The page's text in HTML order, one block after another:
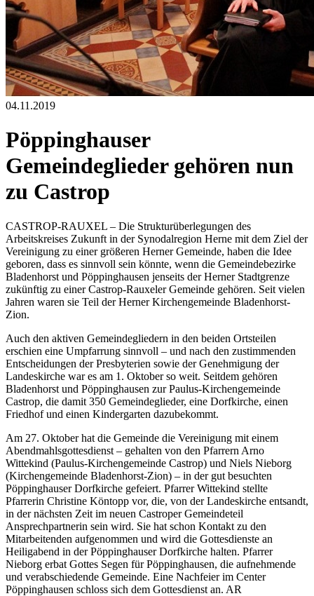
04.11.2019
Pöppinghauser
Gemeindeglieder gehören nun
zu Castrop
CASTROP-RAUXEL – Die Strukturüberlegungen des
Arbeitskreises Zukunft in der Synodalregion Herne mit dem Ziel der
Vereinigung zu einer größeren Herner Gemeinde, haben die Idee
geboren, dass es sinnvoll sein könnte, wenn die Gemeindebezirke
Bladenhorst und Pöppinghausen jenseits der Herner Stadtgrenze
zukünftig zu einer Castrop-Rauxeler Gemeinde gehören. Seit vielen
Jahren waren sie Teil der Herner Kirchengemeinde Bladenhorst-
Zion.
Auch den aktiven Gemeindegliedern in den beiden Ortsteilen
erschien eine Umpfarrung sinnvoll – und nach den zustimmenden
Entscheidungen der Presbyterien sowie der Genehmigung der
Landeskirche war es am 1. Oktober so weit. Seitdem gehören
Bladenhorst und Pöppinghausen zur Paulus-Kirchengemeinde
Castrop, die damit 350 Gemeindeglieder, eine Dorfkirche, einen
Friedhof und einen Kindergarten dazubekommt.
Am 27. Oktober hat die Gemeinde die Vereinigung mit einem
Abendmahlsgottesdienst – gehalten von den Pfarrern Arno
Wittekind (Paulus-Kirchengemeinde Castrop) und Niels Nieborg
(Kirchengemeinde Bladenhorst-Zion) – in der gut besuchten
Pöppinghauser Dorfkirche gefeiert. Pfarrer Wittekind stellte
Pfarrerin Christine Köntopp vor, die, von der Landeskirche entsandt,
in der nächsten Zeit im neuen Castroper Gemeindeteil
Ansprechpartnerin sein wird. Sie hat schon Kontakt zu den
Mitarbeitenden aufgenommen und wird die Gottesdienste an
Heiligabend in der Pöppinghauser Dorfkirche halten. Pfarrer
Nieborg erbat Gottes Segen für Pöppinghausen, die aufnehmende
und verabschiedende Gemeinde. Eine Nachfeier im Center
Pöppinghausen schloss sich dem Gottesdienst an. AR